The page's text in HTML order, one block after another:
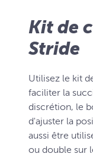
Kit de
Stride
Utilisez le kit
faciliter la
discrétion, le
d'ajuster la
aussi être
ou double sur